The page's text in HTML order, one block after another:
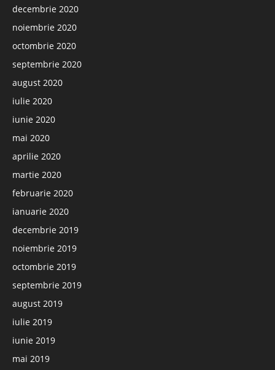
decembrie 2020
noiembrie 2020
octombrie 2020
septembrie 2020
august 2020
iulie 2020
iunie 2020
mai 2020
aprilie 2020
martie 2020
februarie 2020
ianuarie 2020
decembrie 2019
noiembrie 2019
octombrie 2019
septembrie 2019
august 2019
iulie 2019
iunie 2019
mai 2019